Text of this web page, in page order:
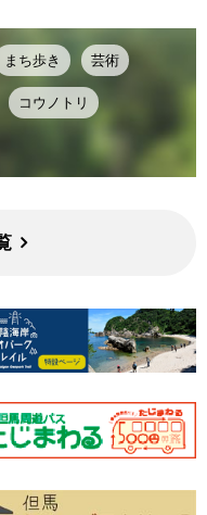
まち歩き 芸術
コウノトリ